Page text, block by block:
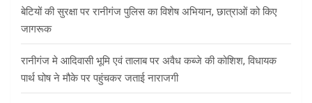
बेटियों की सुरक्षा पर रानीगंज पुलिस का विशेष अभियान, छात्राओं को किए
जागरूक
रानीगंज मे आदिवासी भूमि एवं तालाब पर अवैध कब्जे की कोशिश, विधायक
पार्थ घोष ने मौके पर पहुंचकर जताई नाराजगी